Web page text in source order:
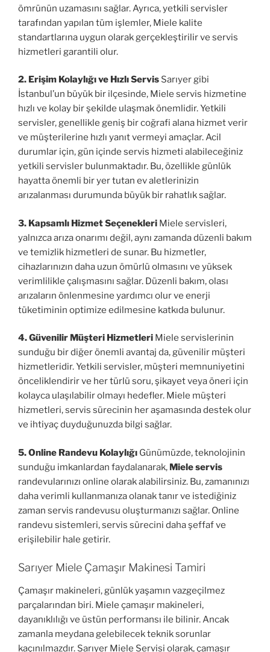
ömrünün uzamasını sağlar. Ayrıca, yetkili servisler
tarafından yapılan tüm işlemler, Miele kalite
standartlarına uygun olarak gerçekleştirilir ve servis
hizmetleri garantili olur.
2. Erişim Kolaylığı ve Hızlı Servis Sarıyer gibi
İstanbul’un büyük bir ilçesinde, Miele servis hizmetine
hızlı ve kolay bir şekilde ulaşmak önemlidir. Yetkili
servisler, genellikle geniş bir coğrafi alana hizmet verir
ve müşterilerine hızlı yanıt vermeyi amaçlar. Acil
durumlar için, gün içinde servis hizmeti alabileceğiniz
yetkili servisler bulunmaktadır. Bu, özellikle günlük
hayatta önemli bir yer tutan ev aletlerinizin
arızalanması durumunda büyük bir rahatlık sağlar.
3. Kapsamlı Hizmet Seçenekleri Miele servisleri,
yalnızca arıza onarımı değil, aynı zamanda düzenli bakım
ve temizlik hizmetleri de sunar. Bu hizmetler,
cihazlarınızın daha uzun ömürlü olmasını ve yüksek
verimlilikle çalışmasını sağlar. Düzenli bakım, olası
arızaların önlenmesine yardımcı olur ve enerji
tüketiminin optimize edilmesine katkıda bulunur.
4. Güvenilir Müşteri Hizmetleri Miele servislerinin
sunduğu bir diğer önemli avantaj da, güvenilir müşteri
hizmetleridir. Yetkili servisler, müşteri memnuniyetini
önceliklendirir ve her türlü soru, şikayet veya öneri için
kolayca ulaşılabilir olmayı hedefler. Miele müşteri
hizmetleri, servis sürecinin her aşamasında destek olur
ve ihtiyaç duyduğunuzda bilgi sağlar.
5. Online Randevu Kolaylığı Günümüzde, teknolojinin
sunduğu imkanlardan faydalanarak, Miele servis
randevularınızı online olarak alabilirsiniz. Bu, zamanınızı
daha verimli kullanmanıza olanak tanır ve istediğiniz
zaman servis randevusu oluşturmanızı sağlar. Online
randevu sistemleri, servis sürecini daha şeffaf ve
erişilebilir hale getirir.
Sarıyer Miele Çamaşır Makinesi Tamiri
Çamaşır makineleri, günlük yaşamın vazgeçilmez
parçalarından biri. Miele çamaşır makineleri,
dayanıklılığı ve üstün performansı ile bilinir. Ancak
zamanla meydana gelebilecek teknik sorunlar
kaçınılmazdır. Sarıyer Miele Servisi olarak, çamaşır